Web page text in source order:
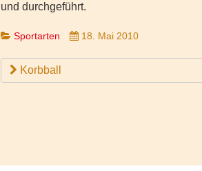
und durchgeführt.
Sportarten 18. Mai 2010
Korbball